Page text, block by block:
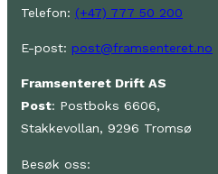
Telefon: (+47) 777 50 200
E-post: post@framsenteret.no
Framsenteret Drift AS
Post: Postboks 6606,
Stakkevollan, 9296 Tromsø
Besøk oss: